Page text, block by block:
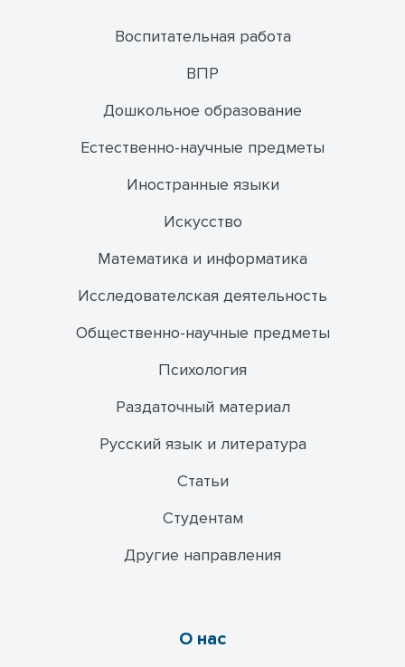
Воспитательная работа
ВПР
Дошкольное образование
Естественно-научные предметы
Иностранные языки
Искусство
Математика и информатика
Исследователская деятельность
Общественно-научные предметы
Психология
Раздаточный материал
Русский язык и литература
Статьи
Студентам
Другие направления
О нас